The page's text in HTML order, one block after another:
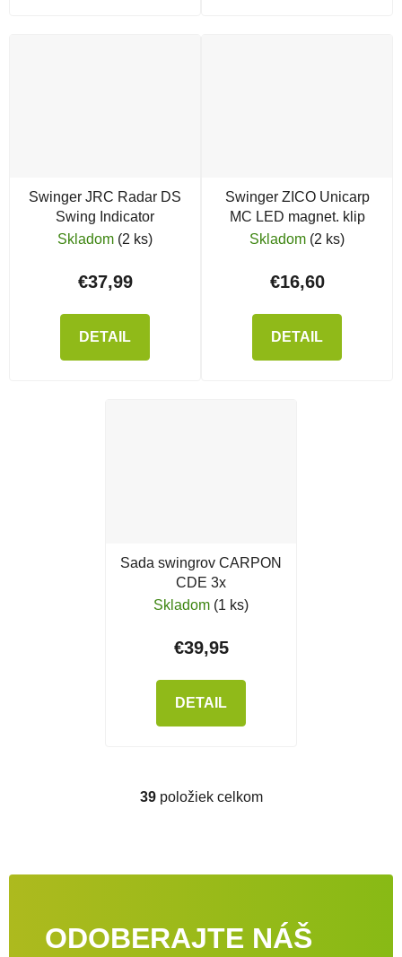
Swinger JRC Radar DS
Swing Indicator
Skladom (2 ks)
€37,99
DETAIL
Swinger ZICO Unicarp
MC LED magnet. klip
Skladom (2 ks)
€16,60
DETAIL
Sada swingrov CARPON
CDE 3x
Skladom (1 ks)
€39,95
DETAIL
Ovládacie prvky výpisu
39položiek celkom
ODOBERAJTE NÁŠ